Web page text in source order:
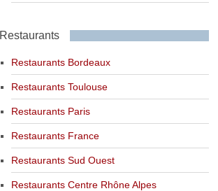
Restaurants
Restaurants Bordeaux
Restaurants Toulouse
Restaurants Paris
Restaurants France
Restaurants Sud Ouest
Restaurants Centre Rhône Alpes